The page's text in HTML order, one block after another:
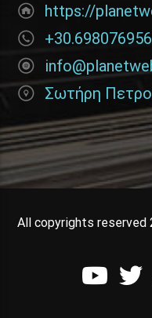
https://
Σωτήρη
All copyrights reserved